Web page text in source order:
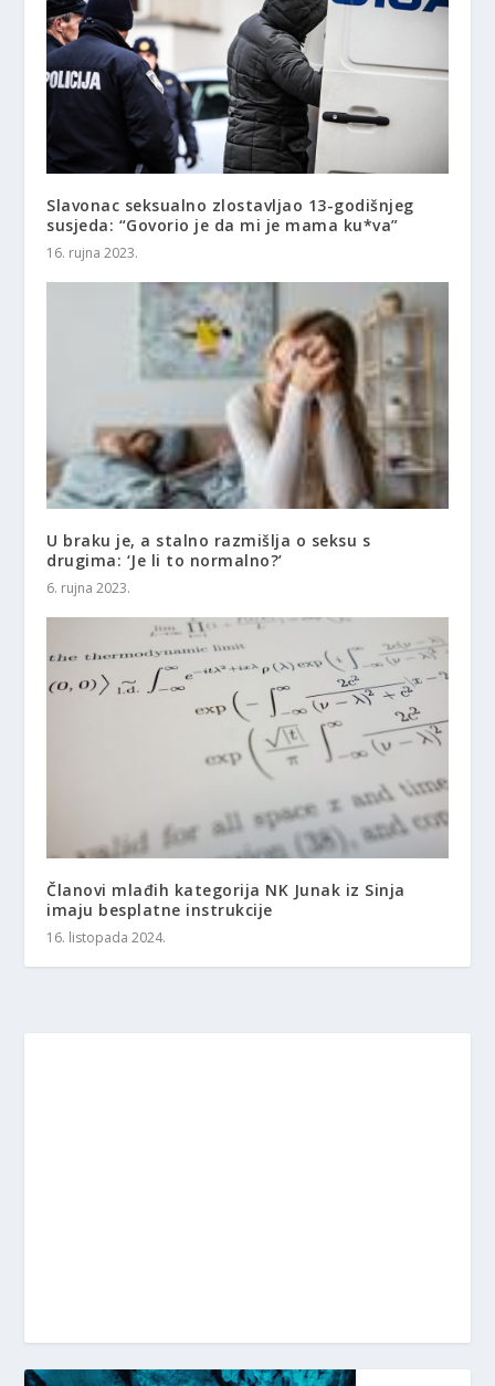
Slavonac seksualno zlostavljao 13-godišnjeg
susjeda: “Govorio je da mi je mama ku*va”
16. rujna 2023.
U braku je, a stalno razmišlja o seksu s
drugima: ‘Je li to normalno?’
6. rujna 2023.
Članovi mlađih kategorija NK Junak iz Sinja
imaju besplatne instrukcije
16. listopada 2024.